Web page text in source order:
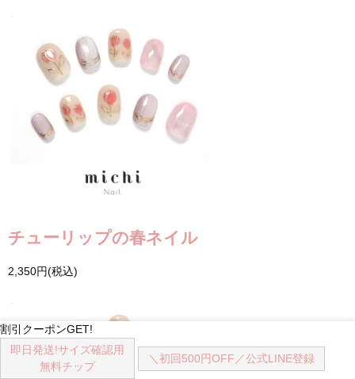
チューリップの春ネイル
2,350円(税込)
割引クーポンGET!
即日発送!サイズ確認用
無料チップ
＼初回500円OFF／公式LINE登録